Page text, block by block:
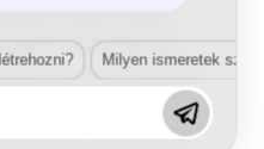
oldószerekkel
és száraznak kell
az alsó felülettel
a flakont 2 percig,
Az egyszerű
Milyen ismeretek